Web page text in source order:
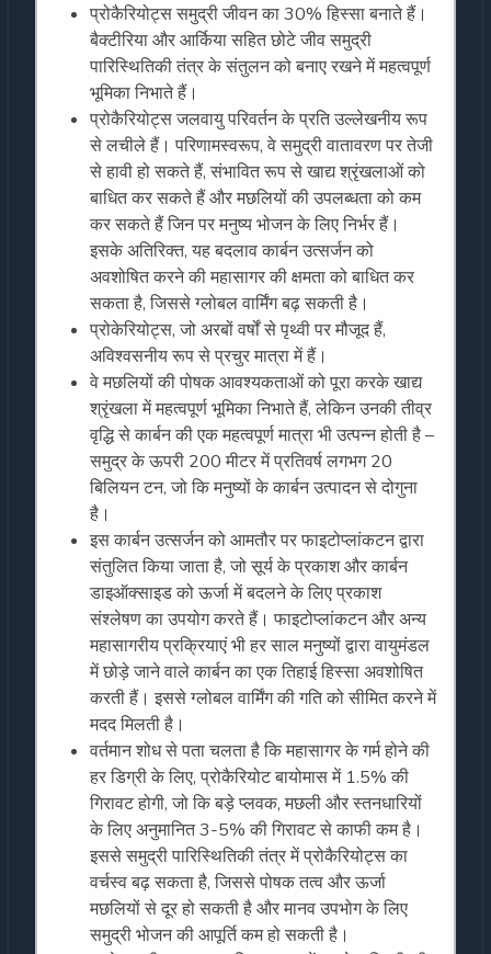
प्रोकैरियोट्स समुद्री जीवन का 30% हिस्सा बनाते हैं।
बैक्टीरिया और आर्किया सहित छोटे जीव समुद्री
पारिस्थितिकी तंत्र के संतुलन को बनाए रखने में महत्वपूर्ण
भूमिका निभाते हैं।
प्रोकैरियोट्स जलवायु परिवर्तन के प्रति उल्लेखनीय रूप
से लचीले हैं। परिणामस्वरूप, वे समुद्री वातावरण पर तेजी
से हावी हो सकते हैं, संभावित रूप से खाद्य श्रृंखलाओं को
बाधित कर सकते हैं और मछलियों की उपलब्धता को कम
कर सकते हैं जिन पर मनुष्य भोजन के लिए निर्भर हैं।
इसके अतिरिक्त, यह बदलाव कार्बन उत्सर्जन को
अवशोषित करने की महासागर की क्षमता को बाधित कर
सकता है, जिससे ग्लोबल वार्मिंग बढ़ सकती है।
प्रोकेरियोट्स, जो अरबों वर्षों से पृथ्वी पर मौजूद हैं,
अविश्वसनीय रूप से प्रचुर मात्रा में हैं।
वे मछलियों की पोषक आवश्यकताओं को पूरा करके खाद्य
श्रृंखला में महत्वपूर्ण भूमिका निभाते हैं, लेकिन उनकी तीव्र
वृद्धि से कार्बन की एक महत्वपूर्ण मात्रा भी उत्पन्न होती है –
समुद्र के ऊपरी 200 मीटर में प्रतिवर्ष लगभग 20
बिलियन टन, जो कि मनुष्यों के कार्बन उत्पादन से दोगुना
है।
इस कार्बन उत्सर्जन को आमतौर पर फाइटोप्लांकटन द्वारा
संतुलित किया जाता है, जो सूर्य के प्रकाश और कार्बन
डाइऑक्साइड को ऊर्जा में बदलने के लिए प्रकाश
संश्लेषण का उपयोग करते हैं। फाइटोप्लांकटन और अन्य
महासागरीय प्रक्रियाएं भी हर साल मनुष्यों द्वारा वायुमंडल
में छोड़े जाने वाले कार्बन का एक तिहाई हिस्सा अवशोषित
करती हैं। इससे ग्लोबल वार्मिंग की गति को सीमित करने में
मदद मिलती है।
वर्तमान शोध से पता चलता है कि महासागर के गर्म होने की
हर डिग्री के लिए, प्रोकैरियोट बायोमास में 1.5% की
गिरावट होगी, जो कि बड़े प्लवक, मछली और स्तनधारियों
के लिए अनुमानित 3-5% की गिरावट से काफी कम है।
इससे समुद्री पारिस्थितिकी तंत्र में प्रोकैरियोट्स का
वर्चस्व बढ़ सकता है, जिससे पोषक तत्व और ऊर्जा
मछलियों से दूर हो सकती है और मानव उपभोग के लिए
समुद्री भोजन की आपूर्ति कम हो सकती है।